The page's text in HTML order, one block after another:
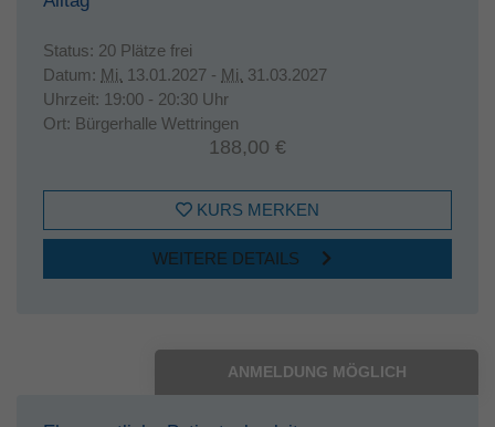
Status: 20 Plätze frei
Datum: Mi. 13.01.2027 - Mi. 31.03.2027
Uhrzeit: 19:00 - 20:30 Uhr
Ort: Bürgerhalle Wettringen
188,00 €
KURS MERKEN
WEITERE DETAILS
ANMELDUNG MÖGLICH